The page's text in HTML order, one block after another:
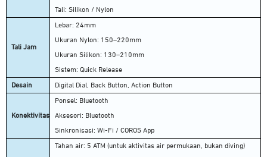
Tali: Silikon / Nylon
Tali Jam
Lebar: 24mm
Ukuran Nylon: 150–220mm
Ukuran Silikon: 130–210mm
Sistem: Quick Release
Desain Digital Dial, Back Button, Action Button
Konektivitas
Ponsel: Bluetooth
Aksesori: Bluetooth
Sinkronisasi: Wi-Fi / COROS App
Tahan air: 5 ATM (untuk aktivitas air permukaan, bukan diving)